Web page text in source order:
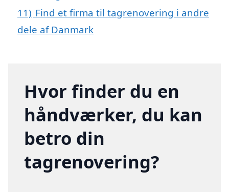
11) Find et firma til tagrenovering i andre
dele af Danmark
Hvor finder du en
håndværker, du kan
betro din
tagrenovering?